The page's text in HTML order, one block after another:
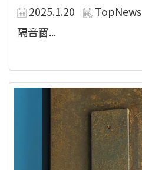
2025.1.20 TopNews
隔音窗...